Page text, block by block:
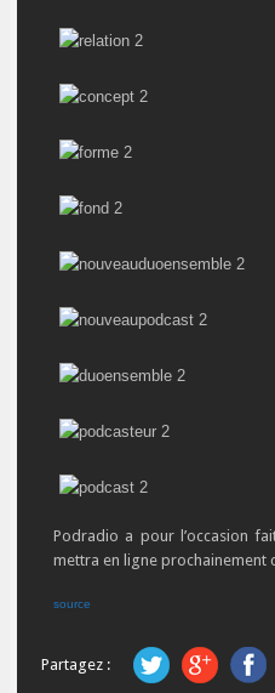
Podradio a pour l’occasion
mettra en ligne prochainement
source
Partagez :